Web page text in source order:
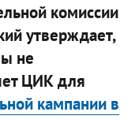
комиссии
утверждает,
не
ЦИК для
кампании в